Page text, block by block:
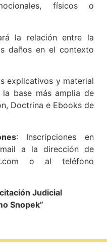
físicos o
la relación entre la
daños en el contexto
explicativos y material
base más amplia de
Doctrina e Ebooks de
: Inscripciones en
a la dirección de
o al teléfono
Judicial
Snopek”